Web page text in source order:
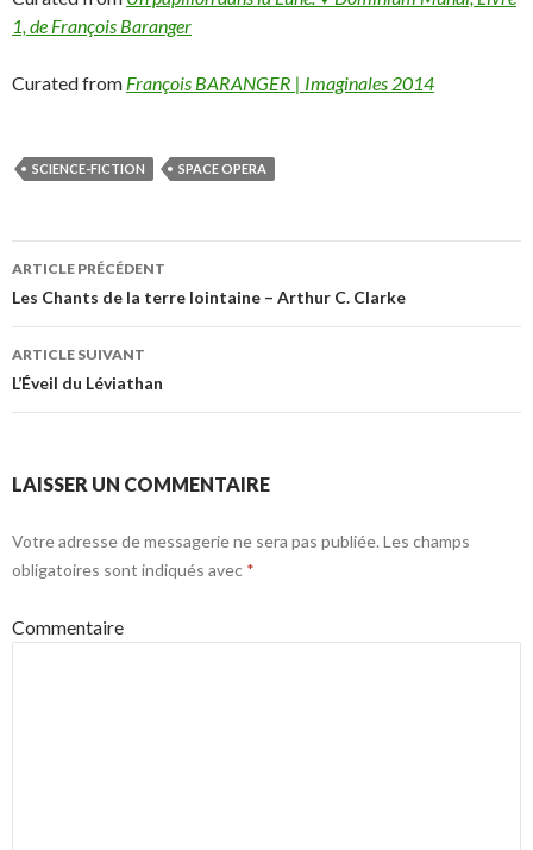
1, de François Baranger
Curated from François BARANGER | Imaginales 2014
SCIENCE-FICTION SPACE OPERA
Navigation
de
l’article
ARTICLE PRÉCÉDENT
Les Chants de la terre lointaine – Arthur C. Clarke
ARTICLE SUIVANT
L’Éveil du Léviathan
LAISSER UN COMMENTAIRE
Votre adresse de messagerie ne sera pas publiée. Les champs
obligatoires sont indiqués avec *
Commentaire